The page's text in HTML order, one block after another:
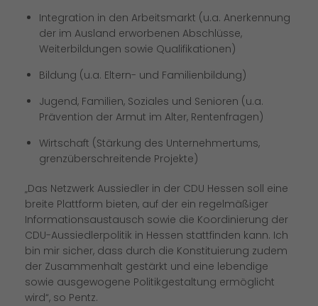
Integration in den Arbeitsmarkt (u.a. Anerkennung
der im Ausland erworbenen Abschlüsse,
Weiterbildungen sowie Qualifikationen)
Bildung (u.a. Eltern- und Familienbildung)
Jugend, Familien, Soziales und Senioren (u.a.
Prävention der Armut im Alter, Rentenfragen)
Wirtschaft (Stärkung des Unternehmertums,
grenzüberschreitende Projekte)
Das Netzwerk Aussiedler in der CDU Hessen soll eine
breite Plattform bieten, auf der ein regelmäßiger
Informationsaustausch sowie die Koordinierung der
CDU-Aussiedlerpolitik in Hessen stattfinden kann. Ich
bin mir sicher, dass durch die Konstituierung zudem
der Zusammenhalt gestärkt und eine lebendige
sowie ausgewogene Politikgestaltung ermöglicht
wird“, so Pentz.